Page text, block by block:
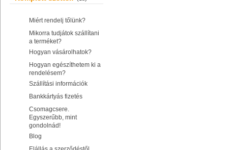
Miért rendelj tőlünk?
Mikorra tudjátok szállítani
a terméket?
Hogyan vásárolhatok?
Hogyan egészíthetem ki a
rendelésem?
Szállítási információk
Bankkártyás fizetés
Csomagcsere.
Egyszerűbb, mint
gondolnád!
Blog